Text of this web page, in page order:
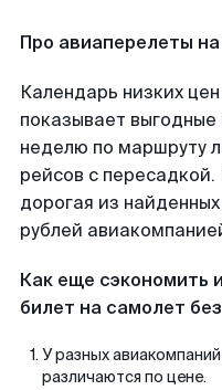
Про авиаперелеты
Календарь низких
показывает
неделю по маршруту
рейсов с
дорогая из
рублей
Как еще сэкономить
билет на самолет
У разных
различаются по цене.